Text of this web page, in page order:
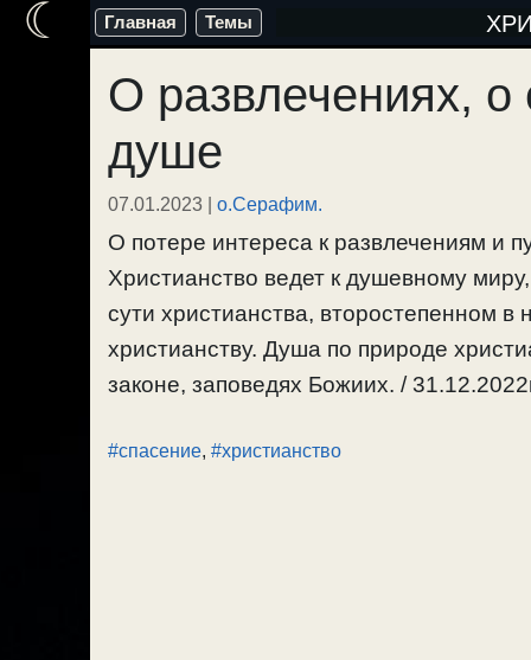
Перейти
содержимому
Главная Темы
О развлечениях, о
душе
07.01.2023 | о.Серафим.
О потере интереса к развлечениям и
Христианство ведет к душевному
сути христианства, второстепенном
христианству. Душа по природе
законе, заповедях Божиих. /
#спасение, #христианство
☾